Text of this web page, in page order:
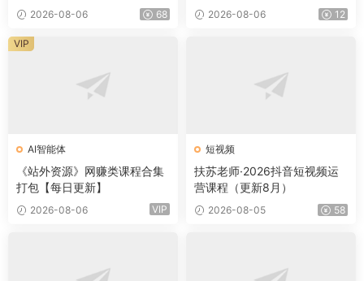
2026-08-06 68 2026-08-06 12
AI智能体
《站外资源》网赚类课程合集
打包【每日更新】
2026-08-06 VIP
VIP
短视频
扶苏老师·2026抖音短视频运
营课程（更新8月）
2026-08-05 58